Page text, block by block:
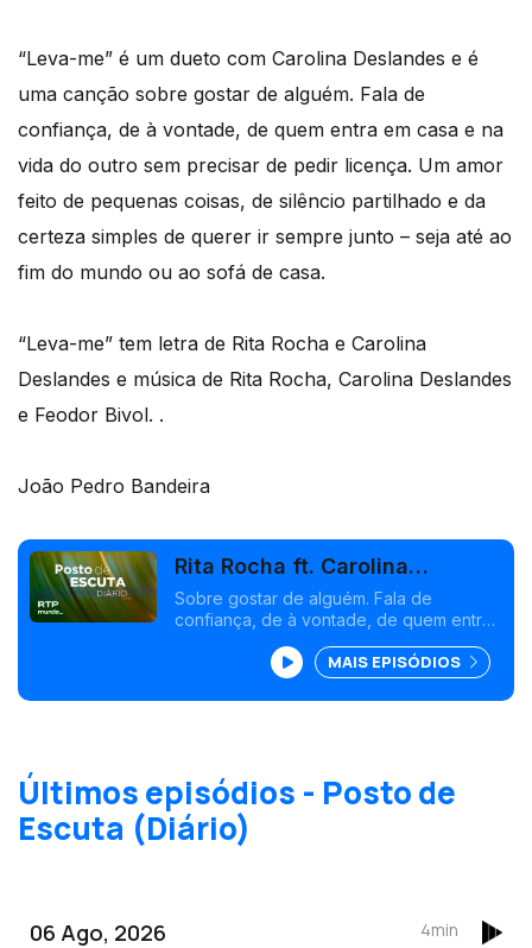
“Leva-me” é um dueto com Carolina Deslandes e é
uma canção sobre gostar de alguém. Fala de
confiança, de à vontade, de quem entra em casa e na
vida do outro sem precisar de pedir licença. Um amor
feito de pequenas coisas, de silêncio partilhado e da
certeza simples de querer ir sempre junto – seja até ao
fim do mundo ou ao sofá de casa.
“Leva-me” tem letra de Rita Rocha e Carolina
Deslandes e música de Rita Rocha, Carolina Deslandes
e Feodor Bivol. .
João Pedro Bandeira
Rita Rocha ft. Carolina
Deslandes - "Leva-me"
Sobre gostar de alguém. Fala de
confiança, de à vontade, de quem entra
de pedir licença.
MAIS EPISÓDIOS
Últimos episódios - Posto de
Escuta (Diário)
06 Ago, 2026
4min